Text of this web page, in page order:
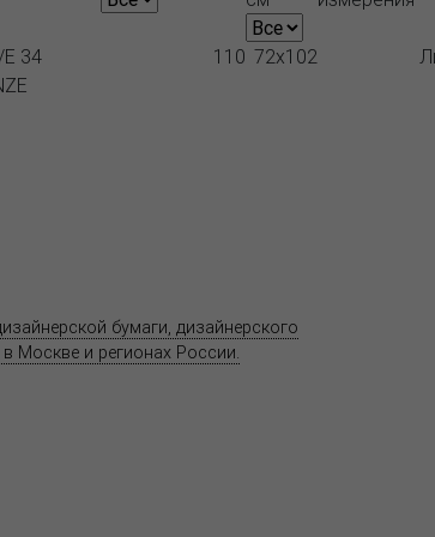
E 34
110 72x102
бумаги, дизайнерского
Москве и регионах России.